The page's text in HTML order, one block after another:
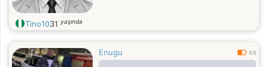
Tino1031 yaşında
Enugu 0.5